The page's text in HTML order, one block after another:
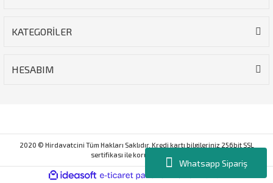
Whatsapp Sipariş
KATEGORİLER
HESABIM
2020 © Hirdavatcini Tüm Hakları Saklıdır. Kredi kartı bilgileriniz 256bit SSL
sertifikası ile korunmaktadır.
ideasoft